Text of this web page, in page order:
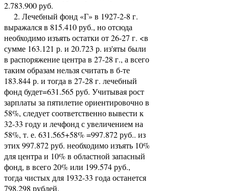
2.783.900 руб.
2. Лечебный фонд «Г» в 1927-2-8 г.
выражался в 815.410 руб., но отсюда
необходимо изъять остатки от 26-27 г. <в
сумме 163.121 р. и 20.723 р. из'яты были
в распоряжение центра в 27-28 г., а всего
таким образам нельзя считать в б-те
183.844 р. и тогда в 27-28 г. лечебный
фонд будет=631.565 руб. Учитывая рост
зарплаты за пятилетие ориентировочно в
58%, следует соответственно вывести к
32-33 году и лечфонд с увеличением на
58%, т. е. 631.565+58% =997.872 руб.. из
этих 997.872 руб. необходимо изъять 10%
для центра и 10% в областной запасный
фонд, в всего 20% или 199.574 руб.,
тогда чистых для 1932-33 года останется
798.298 рублей.